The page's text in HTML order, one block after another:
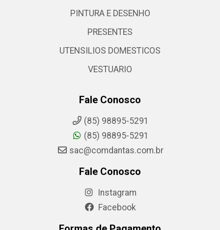
PINTURA E DESENHO
PRESENTES
UTENSILIOS DOMESTICOS
VESTUARIO
Fale Conosco
(85) 98895-5291
(85) 98895-5291
sac@comdantas.com.br
Fale Conosco
Instagram
Facebook